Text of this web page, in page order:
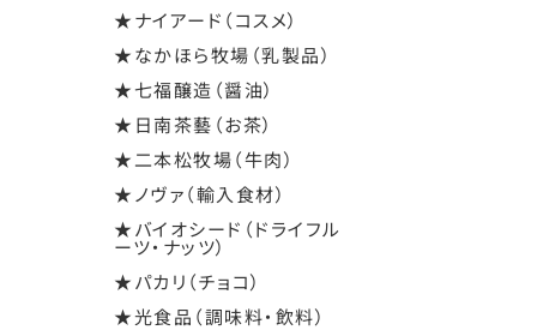
★ナイアード（コスメ）
★なかほら牧場（乳製品）
★七福醸造（醤油）
★日南茶藝（お茶）
★二本松牧場（牛肉）
★ノヴァ（輸入食材）
★バイオシード（ドライフル
ーツ・ナッツ）
★パカリ（チョコ）
★光食品（調味料・飲料）